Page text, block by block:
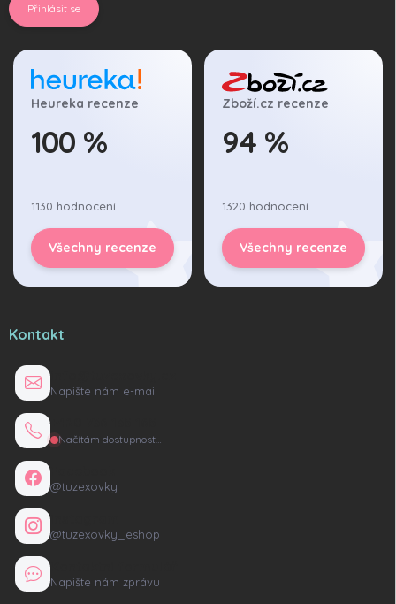
Přihlásit se
Heureka recenze
100 %
1130 hodnocení
Všechny recenze
Zboží.cz recenze
94 %
1320 hodnocení
Všechny recenze
Kontakt
Napište nám e-mail
Načítám dostupnost…
@tuzexovky
@tuzexovky_eshop
Napište nám zprávu